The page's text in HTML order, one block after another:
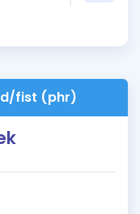
fist (phr)